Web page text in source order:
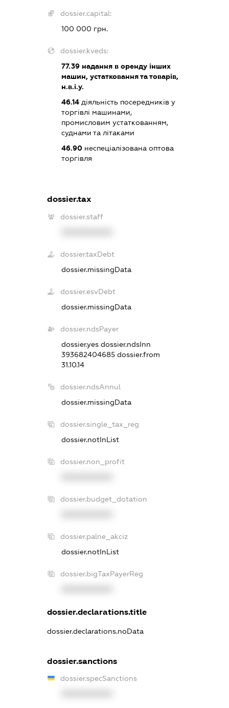
dossier.capital:
100 000 грн.
dossier.kveds:
77.39 надання в оренду інших
машин, устатковання та товарів,
н.в.і.у.
46.14 діяльність посередників у
торгівлі машинами,
промисловим устаткованням,
суднами та літаками
46.90 неспеціалізована оптова
торгівля
dossier.tax
dossier.staff
dossier.taxDebt
dossier.missingData
dossier.esvDebt
dossier.missingData
dossier.ndsPayer
dossier.yesdossier.ndsInn
393682404685dossier.from
31.10.14
dossier.ndsAnnul
dossier.missingData
dossier.single_tax_reg
dossier.notInList
dossier.non_profit
dossier.budget_dotation
dossier.palne_akciz
dossier.notInList
dossier.bigTaxPayerReg
dossier.declarations.title
dossier.declarations.noData
dossier.sanctions
dossier.specSanctions